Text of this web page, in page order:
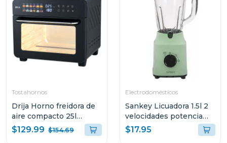
Tostahornos
Drija Horno freidora de
aire compacto 25l
bruschetta
$129.99 $154.69
Electrodomésticos
Sankey Licuadora 1.5l 2
velocidades potencia
500w
$17.95